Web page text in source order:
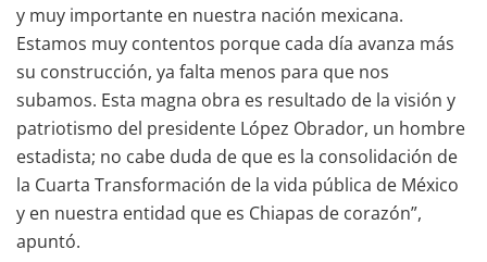
y muy importante en nuestra nación mexicana.
Estamos muy contentos porque cada día avanza más
su construcción, ya falta menos para que nos
subamos. Esta magna obra es resultado de la visión y
patriotismo del presidente López Obrador, un hombre
estadista; no cabe duda de que es la consolidación de
la Cuarta Transformación de la vida pública de México
y en nuestra entidad que es Chiapas de corazón”,
apuntó.